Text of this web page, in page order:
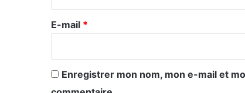
r
e
E-mail *
Enregistrer mon nom, mon e-mail et